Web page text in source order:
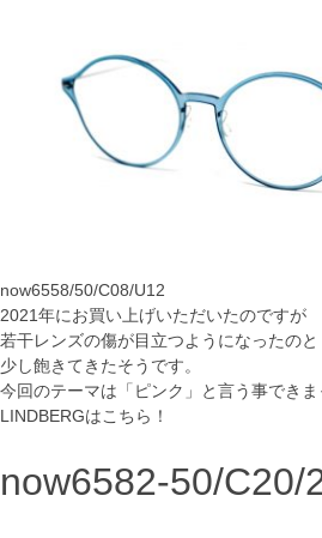
now6558/50/C08/U12
2021年にお買い上げいただいたのですが
若干レンズの傷が目立つようになったのと
少し飽きてきたそうです。
今回のテーマは「ピンク」と言う事できま
LINDBERGはこちら！
now6582-50/C20/